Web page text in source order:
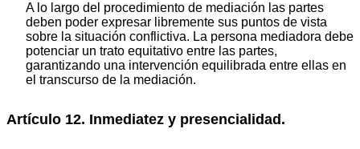
A lo largo del procedimiento de mediación las partes
deben poder expresar libremente sus puntos de vista
sobre la situación conflictiva. La persona mediadora debe
potenciar un trato equitativo entre las partes,
garantizando una intervención equilibrada entre ellas en
el transcurso de la mediación.
Artículo 12. Inmediatez y presencialidad.